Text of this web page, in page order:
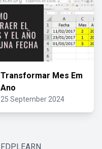
Transformar Mes Em
Ano
25 September 2024
FDPLEARN